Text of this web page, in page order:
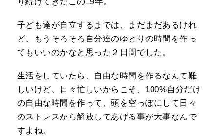
り続けてきたこの19年。
子ども達が自立するまでは、まだまだあるけれ
ど、もうそろそろ自分達のゆとりの時間を作っ
てもいいのかなと思った２日間でした。
生活をしていたら、自由な時間を作るなんて難
しいけど、日々忙しいからこそ、100%自分だけ
の自由な時間を作って、頭を空っぽにして日々
のストレスから解放してあげる事が大事なんで
すよね。